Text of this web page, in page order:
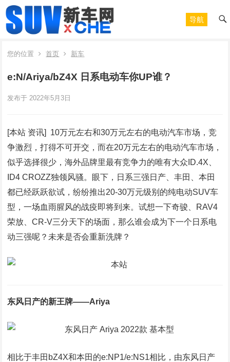
导航
您的位置 首页 新车
e:N/Ariya/bZ4X 日系电动车你UP谁？
发布于 2022年5月3日
[本站 资讯] 10万元左右和30万元左右的电动汽车市场，竞
争激烈，打得不可开交，而在20万元左右的电动汽车市场，
似乎选择很少，海外品牌里最有竞争力的唯有大众ID.4X、
ID4 CROZZ独领风骚。眼下，日系三强日产、丰田、本田
都已经跃跃欲试，纷纷推出20-30万元级别的纯电动SUV车
型，一场血雨腥风的战疫即将到来。试想一下奇骏、RAV4
荣放、CR-V三分天下的场面，那么谁会成为下一个日系电
动三强呢？未来是否会重新洗牌？
东风日产的新王牌――Ariya
相比于丰田bZ4X和本田的e:NP1/e:NS1相比，由东风日产